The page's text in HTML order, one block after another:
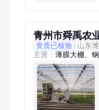
青州市舜禹农
资质已核验
山东
主营： 薄膜大棚、
棚、玻璃大棚、阳
棚、育苗大棚、智
施工、连体蔬菜温室